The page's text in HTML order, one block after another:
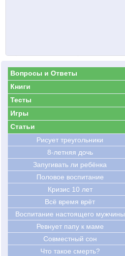
Вопросы и Ответы
Книги
Тесты
Игры
Статьи
Рисует треугольники
8-летняя дочь
Запугивать ли ребёнка
Половое воспитание
Кризис 10 лет
Всё время врёт
Воспитание настоящего мужчины
Ревнует папу к маме
Совместный сон
Что такое смерть?